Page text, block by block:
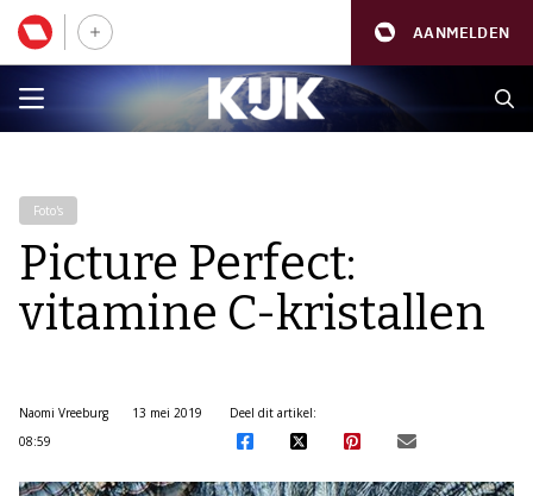
AANMELDEN
Foto's
Picture Perfect:
vitamine C-kristallen
Naomi Vreeburg
13 mei 2019
08:59
Deel dit artikel: